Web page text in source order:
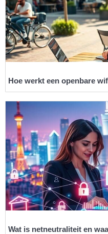
Hoe werkt een openbare
Wat is netneutraliteit en